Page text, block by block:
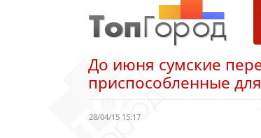
До июня сумские
приспособленные
28/04/15 15:17